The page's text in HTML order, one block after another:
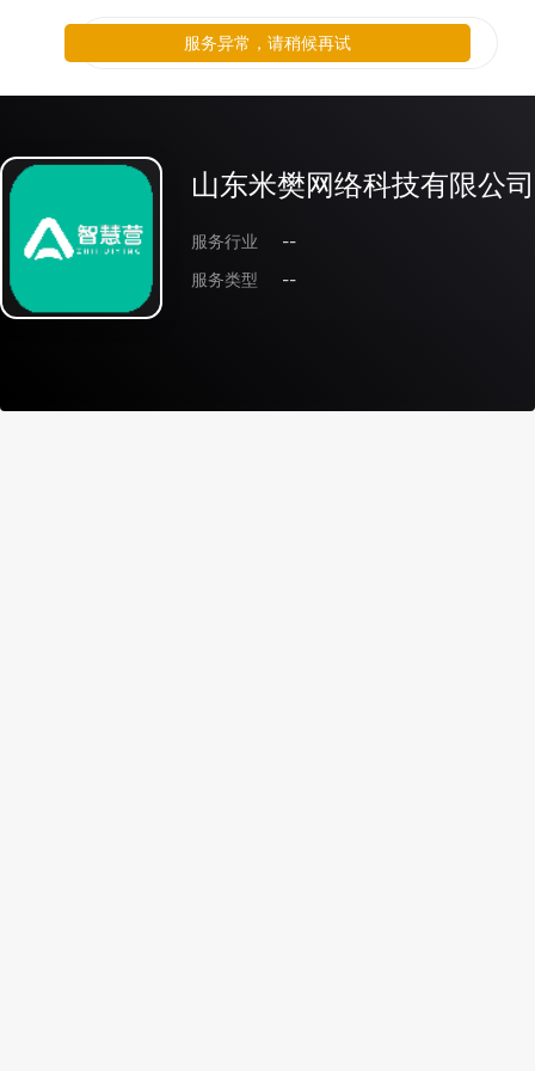
山东米樊网络科技有限公司
服务行业
--
服务类型
--
服务异常，请稍候再试